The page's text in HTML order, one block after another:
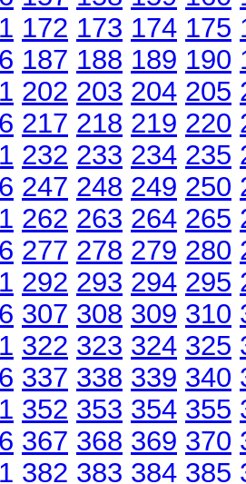
172 173 174 175
187 188 189 190
202 203 204 205
217 218 219 220
232 233 234 235
247 248 249 250
262 263 264 265
277 278 279 280
292 293 294 295
307 308 309 310
322 323 324 325
337 338 339 340
352 353 354 355
367 368 369 370
382 383 384 385